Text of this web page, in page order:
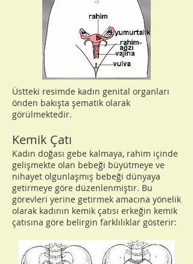
Üstteki resimde kadın genital organları
önden bakışta şematik olarak
görülmektedir.
Kemik Çatı
Kadın doğası gebe kalmaya, rahim içinde
gelişmekte olan bebeği büyütmeye ve
nihayet olgunlaşmış bebeği dünyaya
getirmeye göre düzenlenmiştir. Bu
görevleri yerine getirmek amacına yönelik
olarak kadının kemik çatısı erkeğin kemik
çatısına göre belirgin farklılıklar gösterir: